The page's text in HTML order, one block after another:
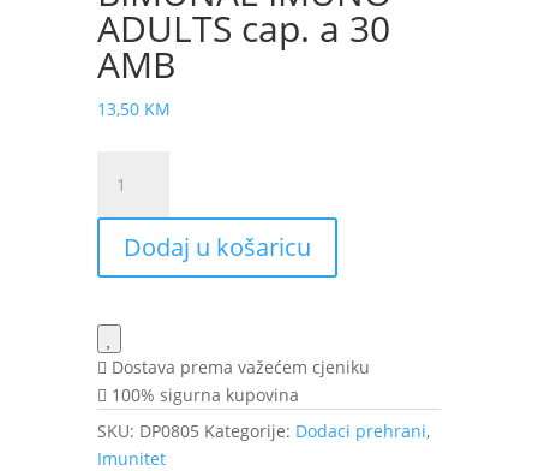
ADULTS cap. a 30
AMB
13,50 KM
IMUNO
ADULTS
cap.
a
AMB
količina
Dodaj u košaricu
Dostava prema važećem cjeniku
100% sigurna kupovina
SKU: DP0805 Kategorije: Dodaci prehrani,
Imunitet